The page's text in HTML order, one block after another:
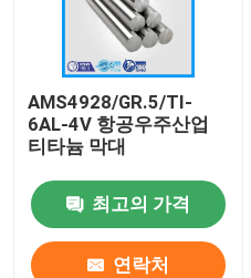
티타늄 와이어
티타늄 단조/플랜지
티타늄 튜브 / 파이프
티타늄 기계 부품
AMS4928/GR.5/TI-
6AL-4V 항공우주산업
티타늄 막대
최고의 가격
연락처